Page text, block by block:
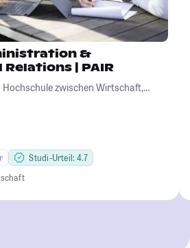
&
| PAIR
zwischen Wirtschaft,
Studi-Urteil: 4.7